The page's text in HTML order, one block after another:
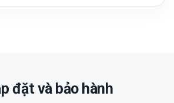
đặt và bảo hành